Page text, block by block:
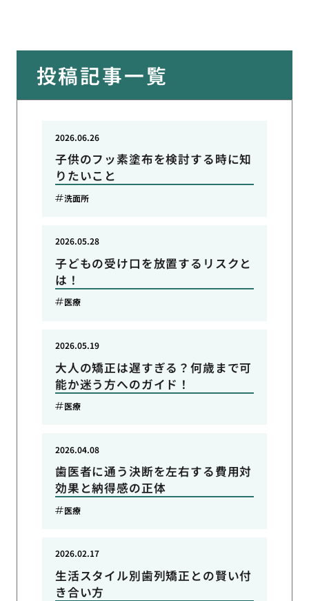
投稿記事一覧
子供のフッ素塗布を検討する時に知
りたいこと
2026.06.26
洗面所
子どもの受け口を放置するリスクと
は！
2026.05.28
医療
大人の矯正は遅すぎる？何歳まで可
能か迷う方へのガイド！
2026.05.19
医療
歯医者に通う決断を左右する費用対
効果と納得感の正体
2026.04.08
医療
生活スタイル別歯列矯正との賢い付
き合い方
2026.02.17